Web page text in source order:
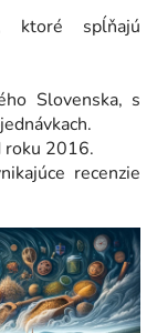
ktoré spĺňajú
Slovenska, s
roku 2016.
recenzie